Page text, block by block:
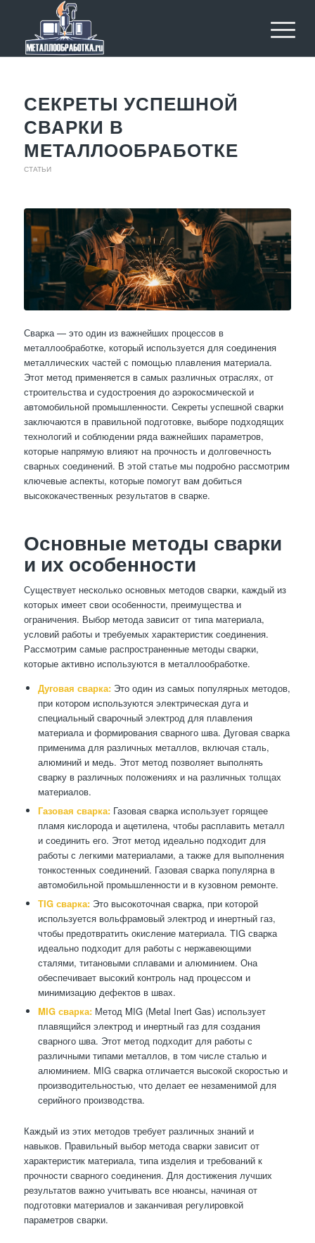
СЕКРЕТЫ УСПЕШНОЙ
СВАРКИ В
МЕТАЛЛООБРАБОТКЕ
СТАТЬИ
Сварка — это один из важнейших процессов в
металлообработке, который используется для соединения
металлических частей с помощью плавления материала.
Этот метод применяется в самых различных отраслях, от
строительства и судостроения до аэрокосмической и
автомобильной промышленности. Секреты успешной сварки
заключаются в правильной подготовке, выборе подходящих
технологий и соблюдении ряда важнейших параметров,
которые напрямую влияют на прочность и долговечность
сварных соединений. В этой статье мы подробно рассмотрим
ключевые аспекты, которые помогут вам добиться
высококачественных результатов в сварке.
Основные методы сварки
и их особенности
Существует несколько основных методов сварки, каждый из
которых имеет свои особенности, преимущества и
ограничения. Выбор метода зависит от типа материала,
условий работы и требуемых характеристик соединения.
Рассмотрим самые распространенные методы сварки,
которые активно используются в металлообработке.
Дуговая сварка:Это один из самых популярных методов,
при котором используются электрическая дуга и
специальный сварочный электрод для плавления
материала и формирования сварного шва. Дуговая сварка
применима для различных металлов, включая сталь,
алюминий и медь. Этот метод позволяет выполнять
сварку в различных положениях и на различных толщах
материалов.
Газовая сварка:Газовая сварка использует горящее
пламя кислорода и ацетилена, чтобы расплавить металл
и соединить его. Этот метод идеально подходит для
работы с легкими материалами, а также для выполнения
тонкостенных соединений. Газовая сварка популярна в
автомобильной промышленности и в кузовном ремонте.
ТIG сварка:Это высокоточная сварка, при которой
используется вольфрамовый электрод и инертный газ,
чтобы предотвратить окисление материала. TIG сварка
идеально подходит для работы с нержавеющими
сталями, титановыми сплавами и алюминием. Она
обеспечивает высокий контроль над процессом и
минимизацию дефектов в швах.
MIG сварка:Метод MIG (Metal Inert Gas) использует
плавящийся электрод и инертный газ для создания
сварного шва. Этот метод подходит для работы с
различными типами металлов, в том числе сталью и
алюминием. MIG сварка отличается высокой скоростью и
производительностью, что делает ее незаменимой для
серийного производства.
Каждый из этих методов требует различных знаний и
навыков. Правильный выбор метода сварки зависит от
характеристик материала, типа изделия и требований к
прочности сварного соединения. Для достижения лучших
результатов важно учитывать все нюансы, начиная от
подготовки материалов и заканчивая регулировкой
параметров сварки.